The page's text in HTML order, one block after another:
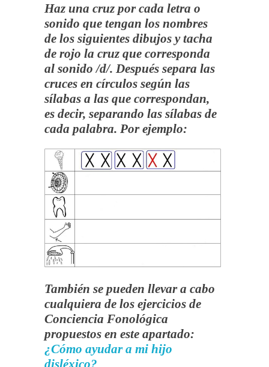
Haz una cruz por cada letra o
sonido que tengan los nombres
de los siguientes dibujos y tacha
de rojo la cruz que corresponda
al sonido /d/. Después separa las
cruces en círculos según las
sílabas a las que correspondan,
es decir, separando las sílabas de
cada palabra. Por ejemplo:
También se pueden llevar a cabo
cualquiera de los ejercicios de
Conciencia Fonológica
propuestos en este apartado:
¿Cómo ayudar a mi hijo
disléxico?